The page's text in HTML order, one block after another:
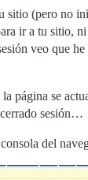
(pero no
ir a tu sitio, ni
veo que
página se
sesión…
del